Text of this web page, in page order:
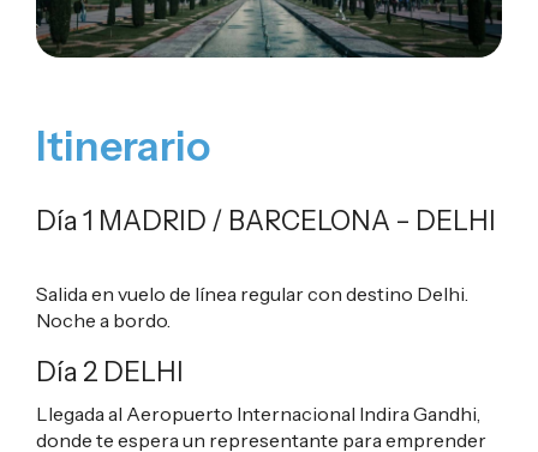
Itinerario
Día 1 MADRID / BARCELONA – DELHI
Salida en vuelo de línea regular con destino Delhi.
Noche a bordo.
Día 2 DELHI
Llegada al Aeropuerto Internacional Indira Gandhi,
donde te espera un representante para emprender